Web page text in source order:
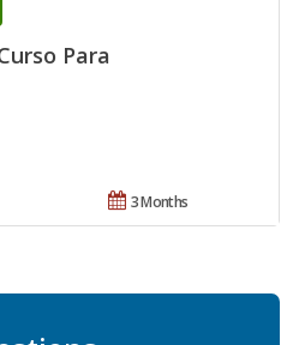
Para
3 Months